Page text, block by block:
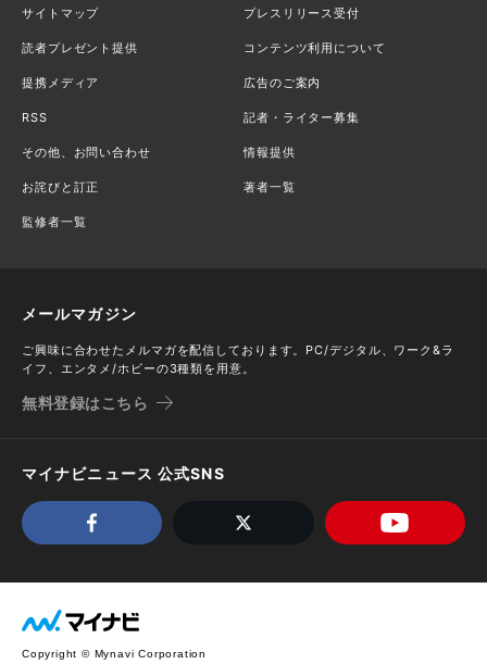
サイトマップ プレスリリース受付
読者プレゼント提供 コンテンツ利用について
提携メディア 広告のご案内
RSS 記者・ライター募集
その他、お問い合わせ 情報提供
お詫びと訂正 著者一覧
監修者一覧
メールマガジン
ご興味に合わせたメルマガを配信しております。PC/デジタル、ワーク&ラ
イフ、エンタメ/ホビーの3種類を用意。
無料登録はこちら
マイナビニュース 公式SNS
Copyright © Mynavi Corporation